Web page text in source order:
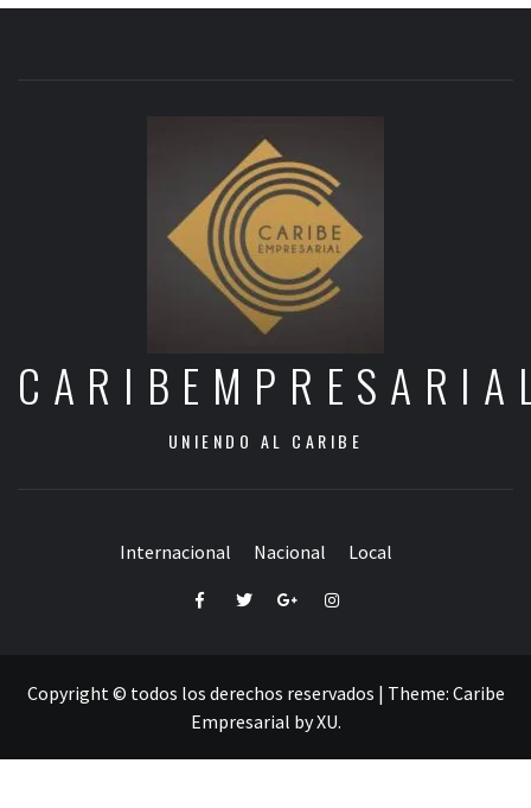
UNIENDO AL CARIBE
Internacional Nacional Local
FacebookTwitterGoogle+Instagram
Copyright © todos los derechos reservados | Theme: Caribe
Empresarial byXU.